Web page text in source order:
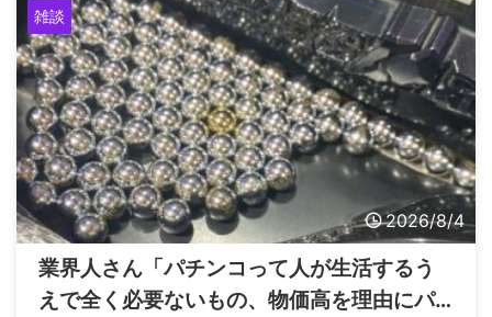
雑談
2026/8/4
業界人さん「パチンコって人が生活するう
えで全く必要ないもの、物価高を理由にパ